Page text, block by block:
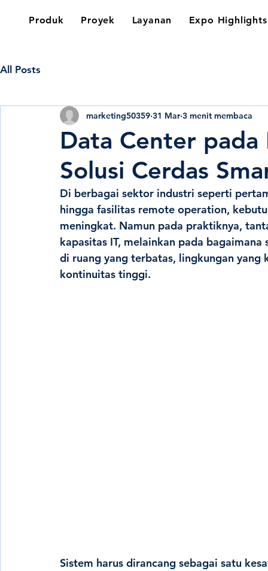
Produk Proyek Layanan Expo Highlights
All Posts
Data Center pada
Solusi Cerdas
marketing50359 31 Mar 3 menit membaca
Di berbagai sektor industri seperti
hingga fasilitas remote operation,
meningkat. Namun pada praktiknya,
kapasitas IT, melainkan pada
di ruang yang terbatas, lingkungan yang
kontinuitas tinggi.
Sistem harus dirancang sebagai satu